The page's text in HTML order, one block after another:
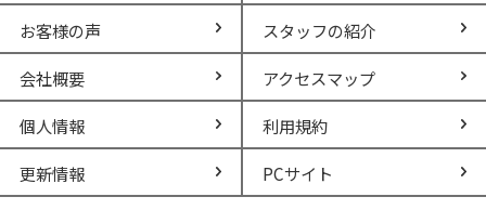
お客様の声 スタッフの紹介
会社概要 アクセスマップ
個人情報 利用規約
更新情報 PCサイト